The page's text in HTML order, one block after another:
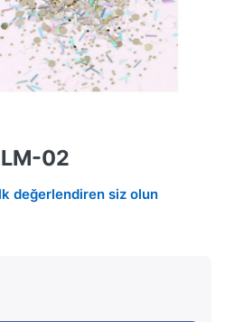
02
değerlendiren siz olun